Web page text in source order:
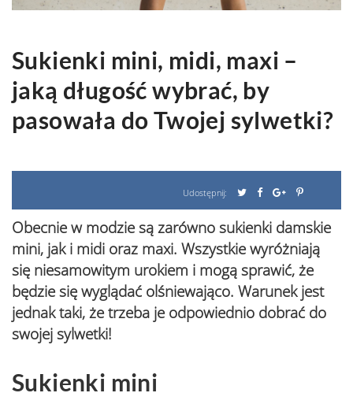
Sukienki mini, midi, maxi –
jaką długość wybrać, by
pasowała do Twojej sylwetki?
Udostępnij:
Obecnie w modzie są zarówno sukienki damskie
mini, jak i midi oraz maxi. Wszystkie wyróżniają
się niesamowitym urokiem i mogą sprawić, że
będzie się wyglądać olśniewająco. Warunek jest
jednak taki, że trzeba je odpowiednio dobrać do
swojej sylwetki!
Sukienki mini